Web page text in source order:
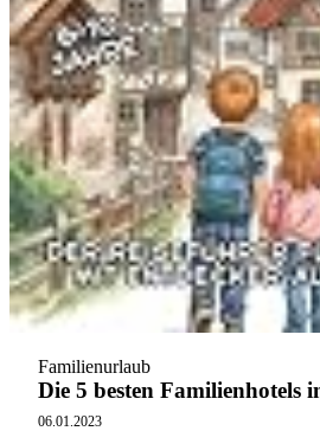
Familienurlaub
Die 5 besten Familienhotels
06.01.2023